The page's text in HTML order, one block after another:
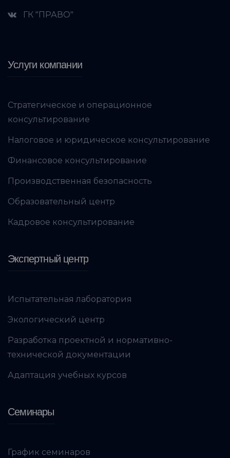
ГК "ПРАВО"
Услуги компании
Стратегическое и операционное
консультирование
Налоговое и юридическое консультирование
Финансовое консультирование
Производственная безопасность
Образовательный центр
Кадровое консультирование
Экспертный центр
Испытательная лаборатория
Экологический центр
Разработка проектной и нормативно-
технической документации
Адаптация учебных курсов
Семинары
График семинаров